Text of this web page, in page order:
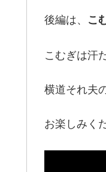
後編は、 こ
こむぎは汗
横道それ夫
お楽しみく